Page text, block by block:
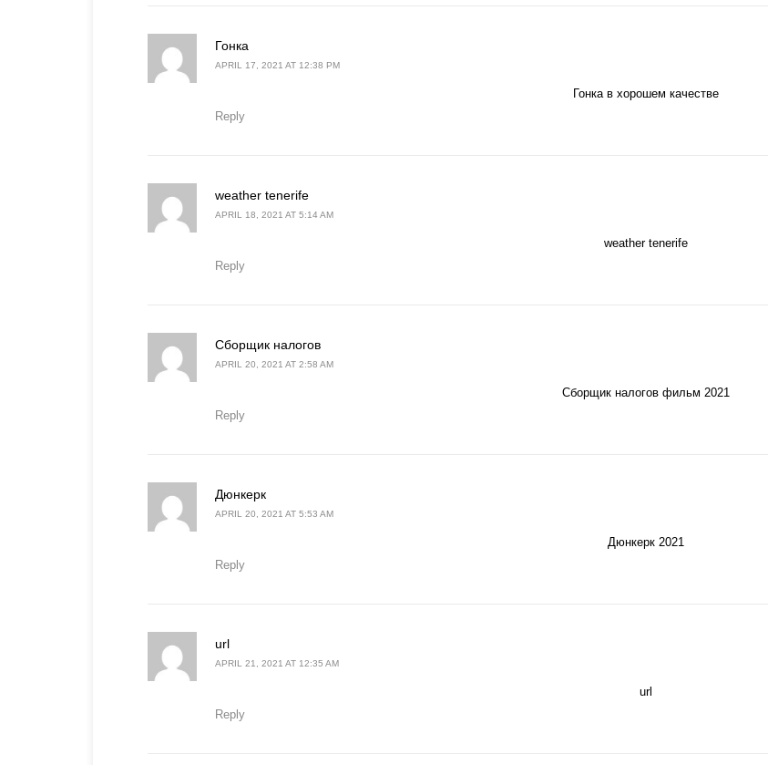
Гонка
APRIL 17, 2021 AT 12:38 PM
Гонка в хорошем качестве
Reply
weather tenerife
APRIL 18, 2021 AT 5:14 AM
weather tenerife
Reply
Сборщик налогов
APRIL 20, 2021 AT 2:58 AM
Сборщик налогов фильм 2021
Reply
Дюнкерк
APRIL 20, 2021 AT 5:53 AM
Дюнкерк 2021
Reply
url
APRIL 21, 2021 AT 12:35 AM
url
Reply